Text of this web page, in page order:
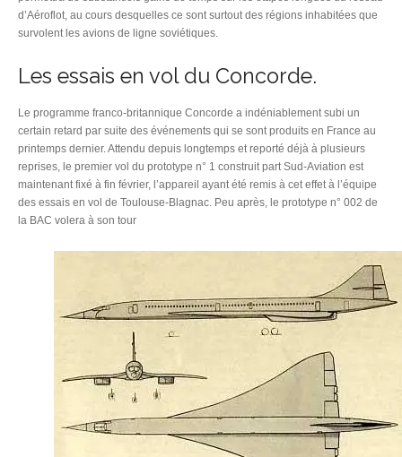
d’Aéroflot, au cours desquelles ce sont surtout des régions inhabitées que
survolent les avions de ligne soviétiques.
Les essais en vol du Concorde.
Le programme franco-britannique Concorde a indéniablement subi un
certain retard par suite des événements qui se sont produits en France au
printemps dernier. Attendu depuis longtemps et reporté déjà à plusieurs
reprises, le premier vol du prototype n° 1 construit part Sud-Aviation est
maintenant fixé à fin février, l’appareil ayant été remis à cet effet à l’équipe
des essais en vol de Toulouse-Blagnac. Peu après, le prototype n° 002 de
la BAC volera à son tour